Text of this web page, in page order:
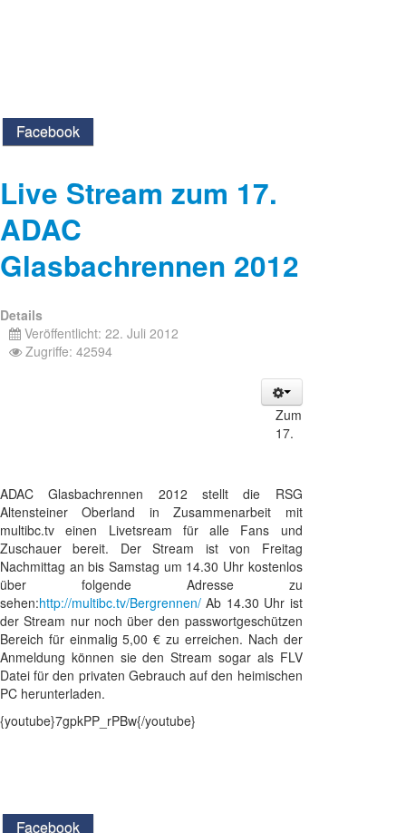
Facebook
Live Stream zum 17.
ADAC
Glasbachrennen 2012
Details
Veröffentlicht: 22. Juli 2012
Zugriffe: 42594
Zum
17.
ADAC Glasbachrennen 2012 stellt die RSG
Altensteiner Oberland in Zusammenarbeit mit
multibc.tv einen Livetsream für alle Fans und
Zuschauer bereit. Der Stream ist von Freitag
Nachmittag an bis Samstag um 14.30 Uhr kostenlos
über folgende Adresse zu
sehen:http://multibc.tv/Bergrennen/ Ab 14.30 Uhr ist
der Stream nur noch über den passwortgeschützen
Bereich für einmalig 5,00 € zu erreichen. Nach der
Anmeldung können sie den Stream sogar als FLV
Datei für den privaten Gebrauch auf den heimischen
PC herunterladen.
{youtube}7gpkPP_rPBw{/youtube}
Facebook